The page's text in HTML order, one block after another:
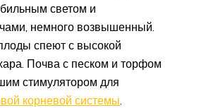
светом и
немного возвышенный.
спеют с высокой
Почва с песком и торфом
стимулятором для
корневой системы